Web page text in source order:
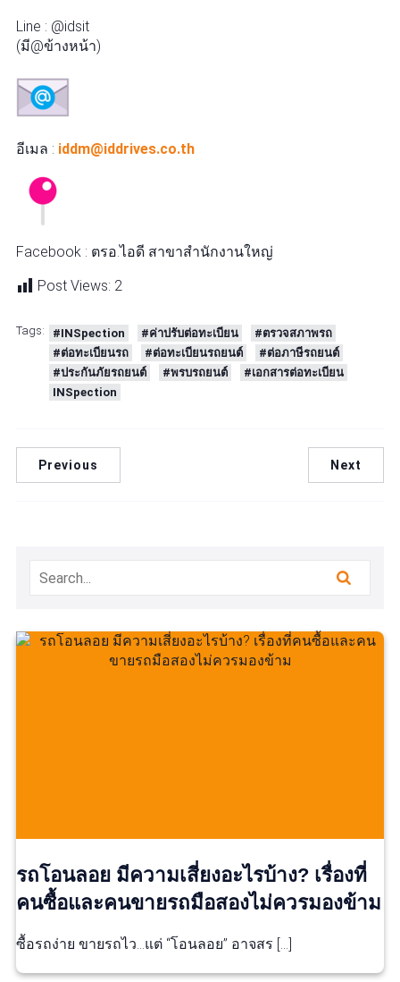
Line : @idsit
(มี@ข้างหน้า)
อีเมล : iddm@iddrives.co.th
Facebook : ตรอ.ไอดี สาขาสำนักงานใหญ่
Post Views: 2
Tags: #INSpection #ค่าปรับต่อทะเบียน
#ตรวจสภาพรถ
#ต่อทะเบียนรถ
#ต่อทะเบียนรถยนต์
#ต่อภาษีรถยนต์
#ประกันภัยรถยนต์
#พรบรถยนต์
#เอกสารต่อทะเบียน
INSpection
Previous Next
รถโอนลอย มีความเสี่ยงอะไรบ้าง? เรื่องที่
คนซื้อและคนขายรถมือสองไม่ควรมองข้าม
ซื้อรถง่าย ขายรถไว…แต่ “โอนลอย” อาจสร […]